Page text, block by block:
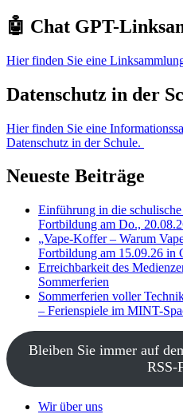
🤖 Chat GPT-
Hier finden Sie eine
Datenschutz in der
Hier finden Sie eine
Datenschutz in der Schule.
Neueste Beiträge
Einführung in die
Fortbildung am Do.,
„Vape-Koffer – Warum
Fortbildung am 15.09.26 in
Erreichbarkeit des
Sommerferien
Sommerferien voller
– Ferienspiele im MINT-
Bleiben Sie immer auf
RSS-
Wir über uns